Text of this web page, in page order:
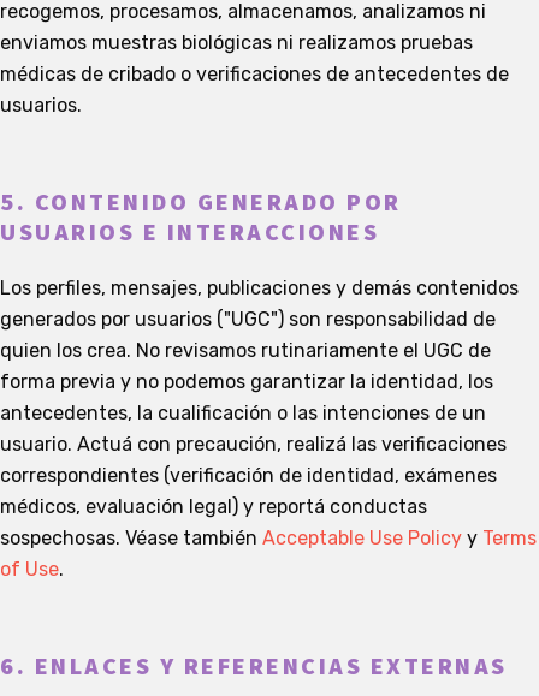
recogemos, procesamos, almacenamos, analizamos ni
enviamos muestras biológicas ni realizamos pruebas
médicas de cribado o verificaciones de antecedentes de
usuarios.
5. CONTENIDO GENERADO POR
USUARIOS E INTERACCIONES
Los perfiles, mensajes, publicaciones y demás contenidos
generados por usuarios ("UGC") son responsabilidad de
quien los crea. No revisamos rutinariamente el UGC de
forma previa y no podemos garantizar la identidad, los
antecedentes, la cualificación o las intenciones de un
usuario. Actuá con precaución, realizá las verificaciones
correspondientes (verificación de identidad, exámenes
médicos, evaluación legal) y reportá conductas
sospechosas. Véase también Acceptable Use Policy y Terms
of Use.
6. ENLACES Y REFERENCIAS EXTERNAS